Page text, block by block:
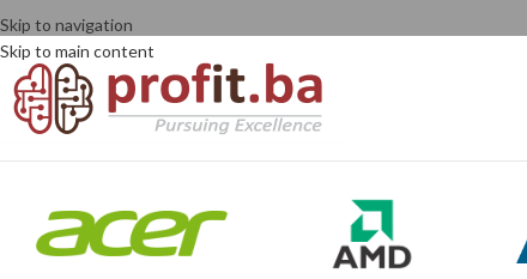
Skip to navigation
Skip to main content